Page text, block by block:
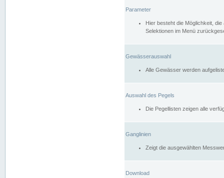
Parameter
Hier besteht die Möglichkeit,
Selektionen im Menü
Gewässerauswahl
Alle Gewässer werden
Auswahl des Pegels
Die Pegellisten zeigen alle
Ganglinien
Zeigt die ausgewählten
Download